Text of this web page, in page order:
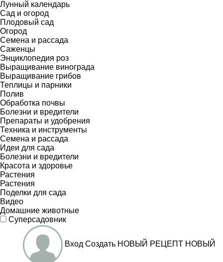
Лунный календарь
Сад и огород
Плодовый сад
Огород
Семена и рассада
Саженцы
Энциклопедия роз
Выращивание винограда
Выращивание грибов
Теплицы и парники
Полив
Обработка почвы
Болезни и вредители
Препараты и удобрения
Техника и инструменты
Семена и рассада
Идеи для сада
Болезни и вредители
Красота и здоровье
Растения
Растения
Поделки для сада
Видео
Домашние животные
Суперсадовник
Вход Создать НОВЫЙ РЕЦЕПТ НОВЫЙ